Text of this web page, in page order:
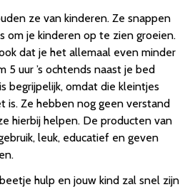
ze van kinderen. Ze snappen
om je kinderen op te zien groeien.
dat je het allemaal even minder
5 uur ’s ochtends naast je bed
begrijpelijk, omdat die kleintjes
is. Ze hebben nog geen verstand
hierbij helpen. De producten van
leuk, educatief en geven
hulp en jouw kind zal snel zijn